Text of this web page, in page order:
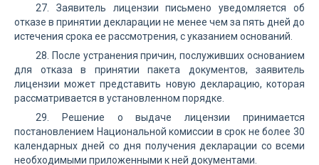
27. Заявитель лицензии письмено уведомляется об
отказе в принятии декларации не менее чем за пять дней до
истечения срока ее рассмотрения, с указанием оснований.
28. После устранения причин, послуживших основанием
для отказа в принятии пакета документов, заявитель
лицензии может представить новую декларацию, которая
рассматривается в установленном порядке.
29. Решение о выдаче лицензии принимается
постановлением Национальной комиссии в срок не более 30
календарных дней со дня получения декларации со всеми
необходимыми приложенными к ней документами.